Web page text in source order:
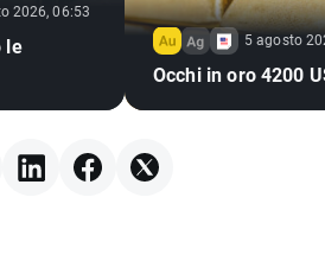
2026, 06:53
le
5 agosto
Occhi in oro 4200